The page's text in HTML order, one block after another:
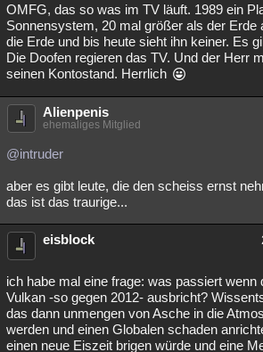
OMFG, das so was im TV läuft. 1989 ein
Sonnensystem, 20 mal größer als der Erde
die Erde und bis heute sieht ihn keiner. Es
Die Doofen regieren das TV. Und der Herr
seinen Kontostand. Herrlich
Alienpenis
ehemaliges Mitglied
@intruder
aber es gibt leute, die den scheiss ernst
das ist das traurige...
eisblock
ich habe mal eine frage: was passiert wenn
Vulkan -so gegen 2012- ausbricht?
das dann unmengen von Asche in die
werden und einen Globalen schaden
einen neue Eiszeit brigen würde und eine